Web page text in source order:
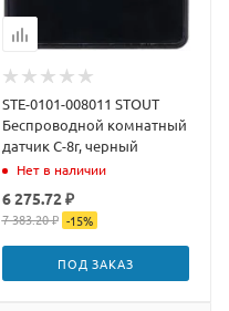
STE-0101-008011 STOUT
Беспроводной комнатный
датчик C-8r, черный
Нет в наличии
6 275.72 ₽
7 383.20 ₽ -15%
ПОД ЗАКАЗ